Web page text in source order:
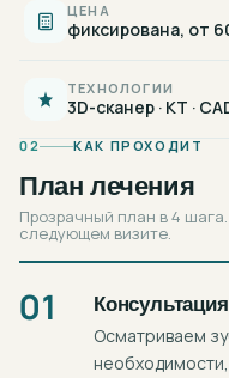
ЦЕНА
фиксирована, от
ТЕХНОЛОГИИ
3D-сканер · КТ ·
02 КАК ПРОХОДИТ
План лечения
Прозрачный план в 4
следующем визите.
01
Осматриваем